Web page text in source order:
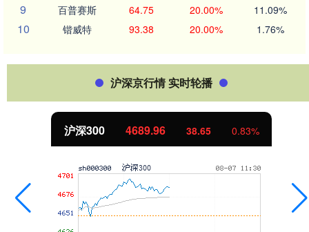
9 百普赛斯 64.75 20.00% 11.09%
10 锴威特 93.38 20.00% 1.76%
沪深京行情 实时轮播
沪深300 4689.96 38.65 0.83%